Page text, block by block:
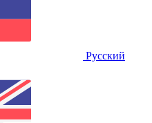
Русский